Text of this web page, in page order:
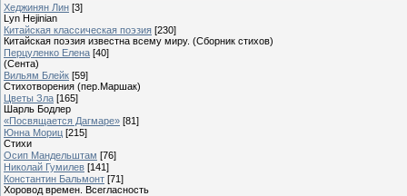
Хеджинян Лин [3]
Lyn Hejinian
Китайская классическая поэзия [230]
Китайская поэзия известна всему миру. (Сборник стихов)
Перцуленко Елена [40]
(Сента)
Вильям Блейк [59]
Стихотворения (пер.Маршак)
Цветы Зла [165]
Шарль Бодлер
«Посвящается Дагмаре» [81]
Юнна Мориц [215]
Стихи
Осип Мандельштам [76]
Николай Гумилев [141]
Константин Бальмонт [71]
Хоровод времен. Всегласность